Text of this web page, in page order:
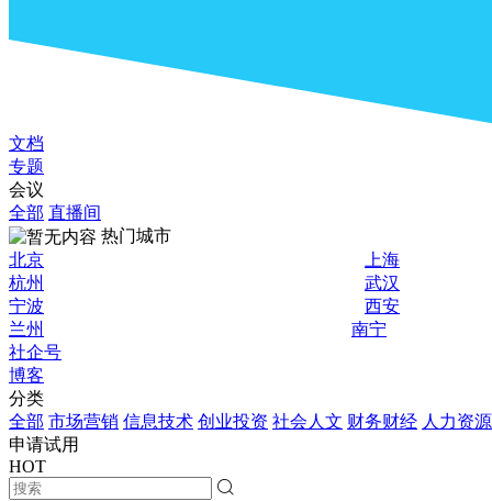
文档
专题
会议
全部 直播间
热门城市
北京
上海
杭州
武汉
宁波
西安
兰州
南宁
社企号
博客
分类
全部 市场营销 信息技术 创业投资 社会人文 财务财经 人力资源
申请试用
HOT